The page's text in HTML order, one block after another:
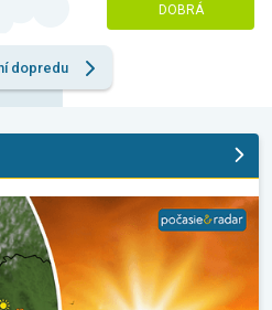
DOBRÁ
dopredu
Výhľad počasia. . .